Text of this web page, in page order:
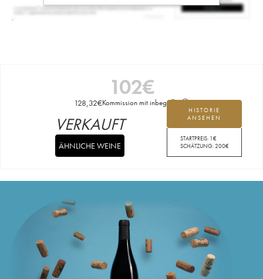
102€
128,32€Kommission mit inbegriffen
HISTORIE
ANSEHEN
STARTPREIS: 1€
SCHÄTZUNG:200€
VERKAUFT
ÄHNLICHE WEINE